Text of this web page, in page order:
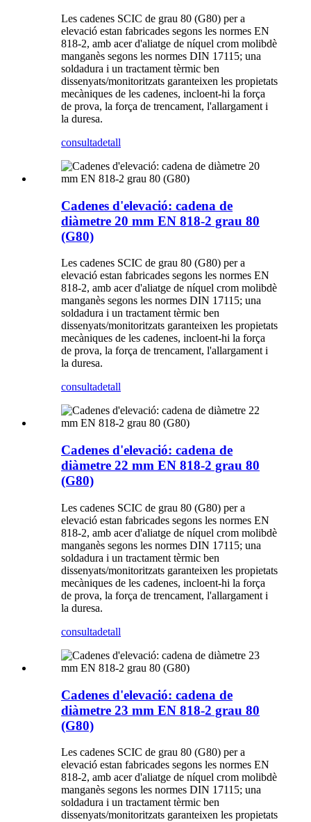
Les cadenes SCIC de grau 80 (G80) per a
elevació estan fabricades segons les normes EN
818-2, amb acer d'aliatge de níquel crom molibdè
manganès segons les normes DIN 17115; una
soldadura i un tractament tèrmic ben
dissenyats/monitoritzats garanteixen les propietats
mecàniques de les cadenes, incloent-hi la força
de prova, la força de trencament, l'allargament i
la duresa.
consultadetall
Cadenes d'elevació: cadena de
diàmetre 20 mm EN 818-2 grau 80
(G80)
Les cadenes SCIC de grau 80 (G80) per a
elevació estan fabricades segons les normes EN
818-2, amb acer d'aliatge de níquel crom molibdè
manganès segons les normes DIN 17115; una
soldadura i un tractament tèrmic ben
dissenyats/monitoritzats garanteixen les propietats
mecàniques de les cadenes, incloent-hi la força
de prova, la força de trencament, l'allargament i
la duresa.
consultadetall
Cadenes d'elevació: cadena de
diàmetre 22 mm EN 818-2 grau 80
(G80)
Les cadenes SCIC de grau 80 (G80) per a
elevació estan fabricades segons les normes EN
818-2, amb acer d'aliatge de níquel crom molibdè
manganès segons les normes DIN 17115; una
soldadura i un tractament tèrmic ben
dissenyats/monitoritzats garanteixen les propietats
mecàniques de les cadenes, incloent-hi la força
de prova, la força de trencament, l'allargament i
la duresa.
consultadetall
Cadenes d'elevació: cadena de
diàmetre 23 mm EN 818-2 grau 80
(G80)
Les cadenes SCIC de grau 80 (G80) per a
elevació estan fabricades segons les normes EN
818-2, amb acer d'aliatge de níquel crom molibdè
manganès segons les normes DIN 17115; una
soldadura i un tractament tèrmic ben
dissenyats/monitoritzats garanteixen les propietats